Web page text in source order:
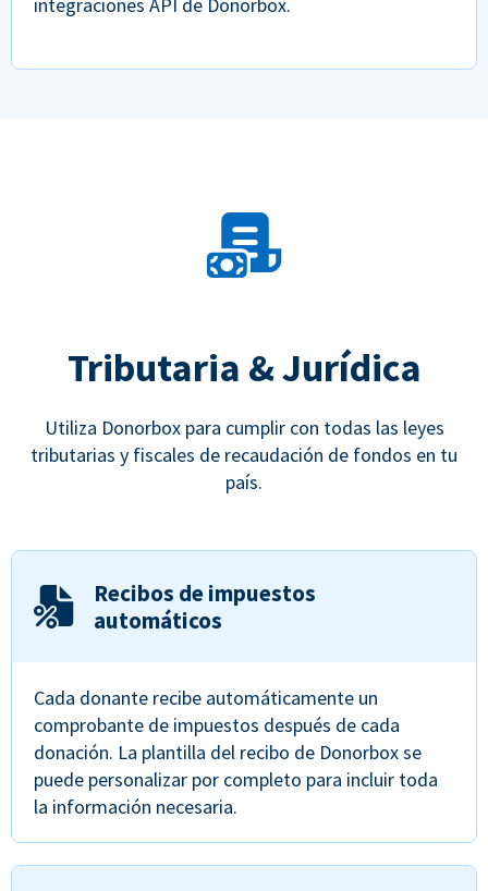
Tributaria & Jurídica
Utiliza Donorbox para cumplir con todas las leyes
tributarias y fiscales de recaudación de fondos en tu
país.
Recibos de impuestos
automáticos
Cada donante recibe automáticamente un
comprobante de impuestos después de cada
donación. La plantilla del recibo de Donorbox se
puede personalizar por completo para incluir toda
la información necesaria.